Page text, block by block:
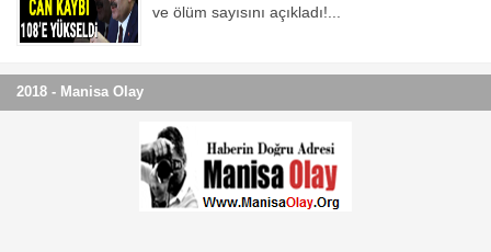
Yerel
Foto Galeri
ve ölüm sayısını açıkladı!...
2018 - Manisa Olay